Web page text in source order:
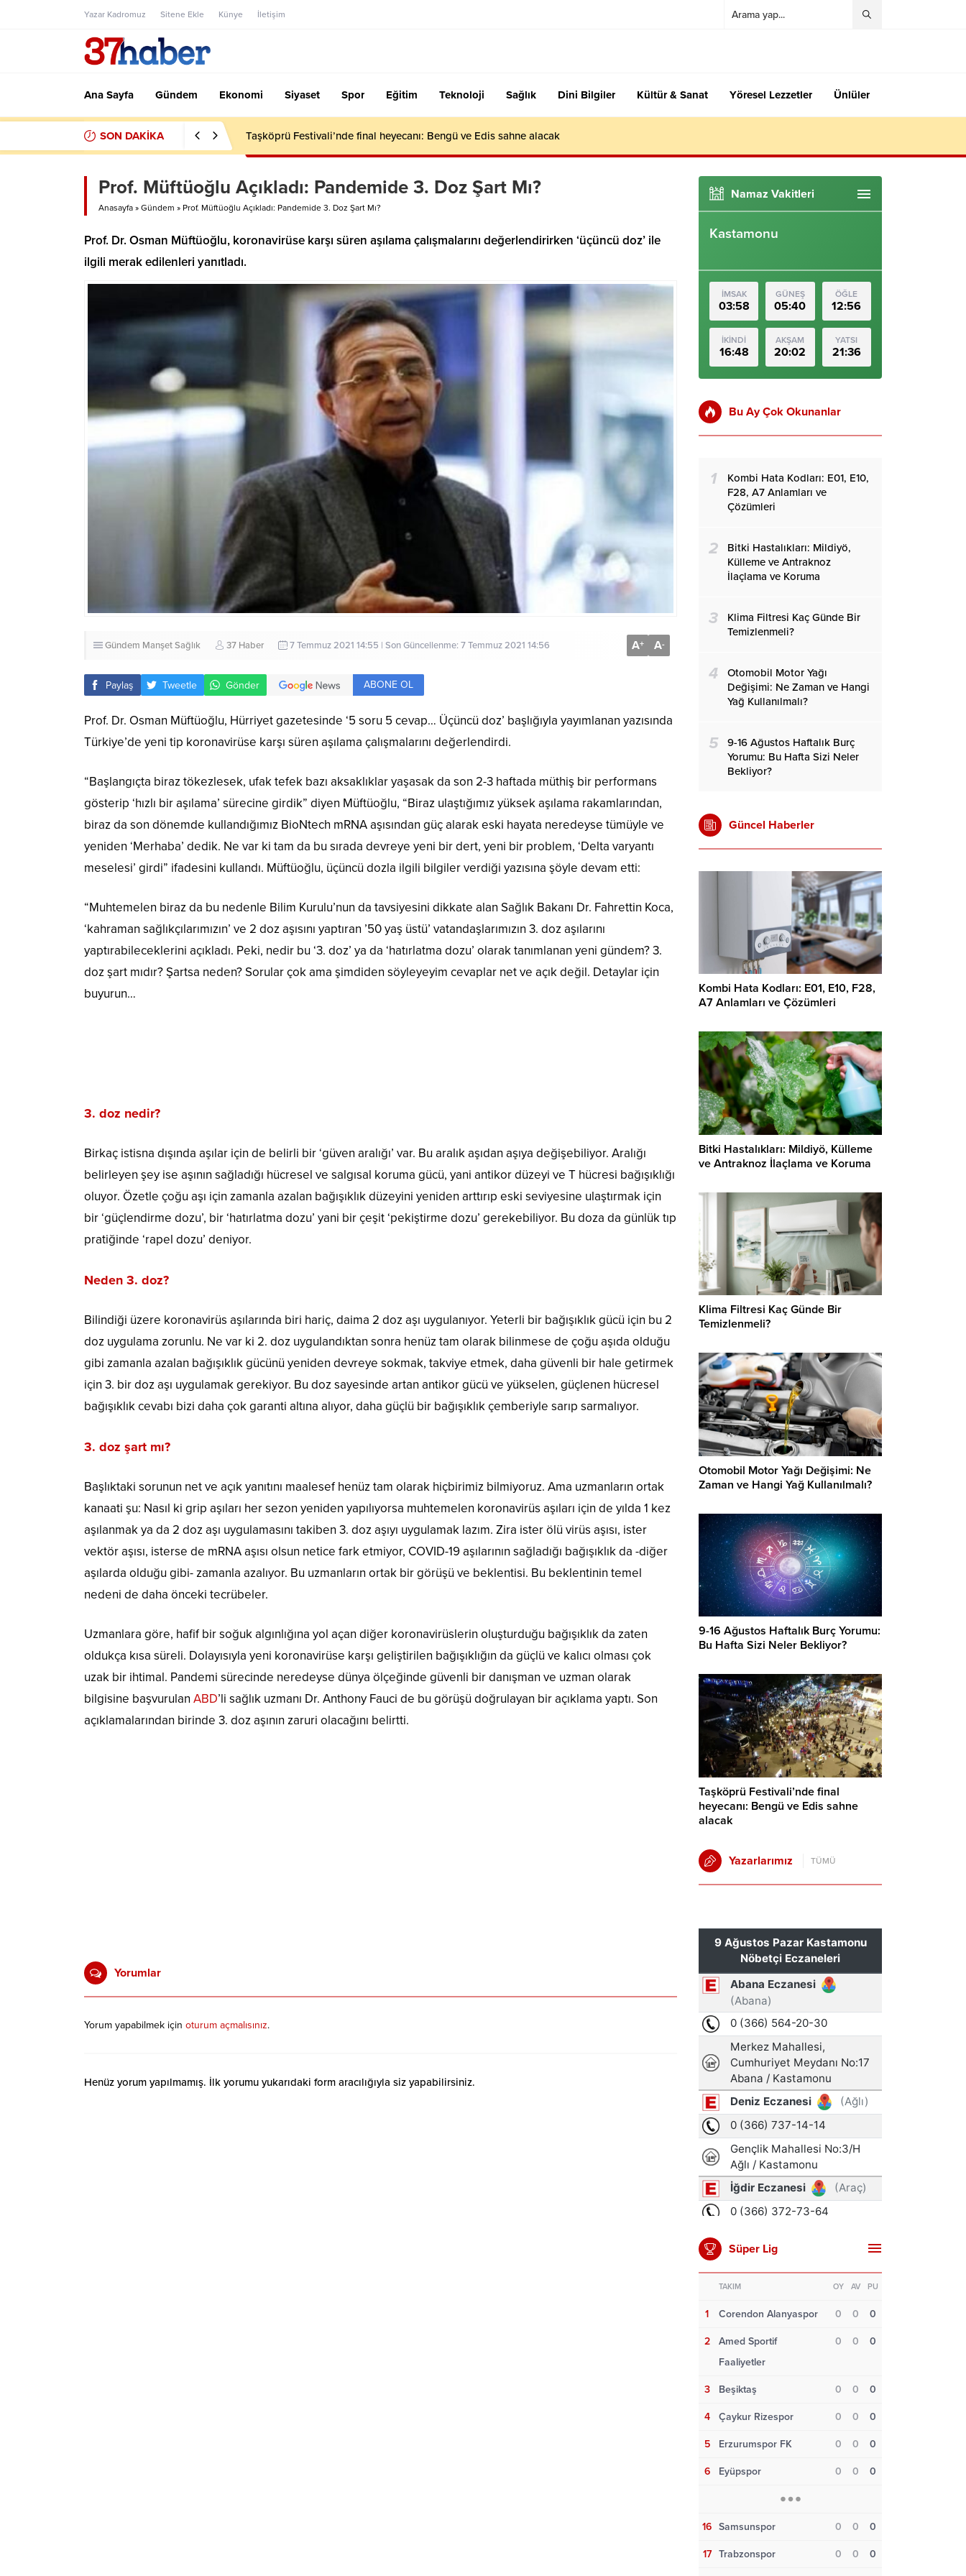
Yazar Kadromuz Sitene Ekle Künye İletişim
Ana Sayfa Gündem Ekonomi Siyaset Spor Eğitim Teknoloji Sağlık Dini Bilgiler Kültür & Sanat Yöresel Lezzetler Ünlüler
SON DAKİKA Taşköprü Festivali’nde final heyecanı: Bengü ve Edis sahne alacak
Prof. Müftüoğlu Açıkladı: Pandemide 3. Doz Şart Mı?
Anasayfa » Gündem » Prof. Müftüoğlu Açıkladı: Pandemide 3. Doz Şart Mı?
Prof. Dr. Osman Müftüoğlu, koronavirüse karşı süren aşılama çalışmalarını değerlendirirken ‘üçüncü doz’ ile
ilgili merak edilenleri yanıtladı.
Gündem ManşetSağlık 37 Haber 7 Temmuz 2021 14:55 | Son Güncellenme: 7 Temmuz 2021 14:56 A+ A-
Paylaş Tweetle Gönder ABONE OL
Prof. Dr. Osman Müftüoğlu, Hürriyet gazetesinde ‘5 soru 5 cevap… Üçüncü doz’ başlığıyla yayımlanan yazısında
Türkiye’de yeni tip koronavirüse karşı süren aşılama çalışmalarını değerlendirdi.
“Başlangıçta biraz tökezlesek, ufak tefek bazı aksaklıklar yaşasak da son 2-3 haftada müthiş bir performans
gösterip ‘hızlı bir aşılama’ sürecine girdik” diyen Müftüoğlu, “Biraz ulaştığımız yüksek aşılama rakamlarından,
biraz da son dönemde kullandığımız BioNtech mRNA aşısından güç alarak eski hayata neredeyse tümüyle ve
yeniden ‘Merhaba’ dedik. Ne var ki tam da bu sırada devreye yeni bir dert, yeni bir problem, ‘Delta varyantı
meselesi’ girdi” ifadesini kullandı. Müftüoğlu, üçüncü dozla ilgili bilgiler verdiği yazısına şöyle devam etti:
“Muhtemelen biraz da bu nedenle Bilim Kurulu’nun da tavsiyesini dikkate alan Sağlık Bakanı Dr. Fahrettin Koca,
‘kahraman sağlıkçılarımızın’ ve 2 doz aşısını yaptıran ’50 yaş üstü’ vatandaşlarımızın 3. doz aşılarını
yaptırabileceklerini açıkladı. Peki, nedir bu ‘3. doz’ ya da ‘hatırlatma dozu’ olarak tanımlanan yeni gündem? 3.
doz şart mıdır? Şartsa neden? Sorular çok ama şimdiden söyleyeyim cevaplar net ve açık değil. Detaylar için
buyurun…
3. doz nedir?
Birkaç istisna dışında aşılar için de belirli bir ‘güven aralığı’ var. Bu aralık aşıdan aşıya değişebiliyor. Aralığı
belirleyen şey ise aşının sağladığı hücresel ve salgısal koruma gücü, yani antikor düzeyi ve T hücresi bağışıklığı
oluyor. Özetle çoğu aşı için zamanla azalan bağışıklık düzeyini yeniden arttırıp eski seviyesine ulaştırmak için
bir ‘güçlendirme dozu’, bir ‘hatırlatma dozu’ yani bir çeşit ‘pekiştirme dozu’ gerekebiliyor. Bu doza da günlük tıp
pratiğinde ‘rapel dozu’ deniyor.
Neden 3. doz?
Bilindiği üzere koronavirüs aşılarında biri hariç, daima 2 doz aşı uygulanıyor. Yeterli bir bağışıklık gücü için bu 2
doz uygulama zorunlu. Ne var ki 2. doz uygulandıktan sonra henüz tam olarak bilinmese de çoğu aşıda olduğu
gibi zamanla azalan bağışıklık gücünü yeniden devreye sokmak, takviye etmek, daha güvenli bir hale getirmek
için 3. bir doz aşı uygulamak gerekiyor. Bu doz sayesinde artan antikor gücü ve yükselen, güçlenen hücresel
bağışıklık cevabı bizi daha çok garanti altına alıyor, daha güçlü bir bağışıklık çemberiyle sarıp sarmalıyor.
3. doz şart mı?
Başlıktaki sorunun net ve açık yanıtını maalesef henüz tam olarak hiçbirimiz bilmiyoruz. Ama uzmanların ortak
kanaati şu: Nasıl ki grip aşıları her sezon yeniden yapılıyorsa muhtemelen koronavirüs aşıları için de yılda 1 kez
aşılanmak ya da 2 doz aşı uygulamasını takiben 3. doz aşıyı uygulamak lazım. Zira ister ölü virüs aşısı, ister
vektör aşısı, isterse de mRNA aşısı olsun netice fark etmiyor, COVID-19 aşılarının sağladığı bağışıklık da -diğer
aşılarda olduğu gibi- zamanla azalıyor. Bu uzmanların ortak bir görüşü ve beklentisi. Bu beklentinin temel
nedeni de daha önceki tecrübeler.
Uzmanlara göre, hafif bir soğuk algınlığına yol açan diğer koronavirüslerin oluşturduğu bağışıklık da zaten
oldukça kısa süreli. Dolayısıyla yeni koronavirüse karşı geliştirilen bağışıklığın da güçlü ve kalıcı olması çok
uzak bir ihtimal. Pandemi sürecinde neredeyse dünya ölçeğinde güvenli bir danışman ve uzman olarak
bilgisine başvurulan ABD’li sağlık uzmanı Dr. Anthony Fauci de bu görüşü doğrulayan bir açıklama yaptı. Son
açıklamalarından birinde 3. doz aşının zaruri olacağını belirtti.
Yorumlar
Yorum yapabilmek için oturum açmalısınız.
Henüz yorum yapılmamış. İlk yorumu yukarıdaki form aracılığıyla siz yapabilirsiniz.
Namaz Vakitleri
Kastamonu
İMSAK
03:58
GÜNEŞ
05:40
ÖĞLE
12:56
İKİNDİ
16:48
AKŞAM
20:02
YATSI
21:36
Bu Ay Çok Okunanlar
1
Kombi Hata Kodları: E01, E10,
F28, A7 Anlamları ve
Çözümleri
2
Bitki Hastalıkları: Mildiyö,
Külleme ve Antraknoz
İlaçlama ve Koruma
3
Klima Filtresi Kaç Günde Bir
Temizlenmeli?
4
Otomobil Motor Yağı
Değişimi: Ne Zaman ve Hangi
Yağ Kullanılmalı?
5
9-16 Ağustos Haftalık Burç
Yorumu: Bu Hafta Sizi Neler
Bekliyor?
Güncel Haberler
Kombi Hata Kodları: E01, E10, F28,
A7 Anlamları ve Çözümleri
Bitki Hastalıkları: Mildiyö, Külleme
ve Antraknoz İlaçlama ve Koruma
Klima Filtresi Kaç Günde Bir
Temizlenmeli?
Otomobil Motor Yağı Değişimi: Ne
Zaman ve Hangi Yağ Kullanılmalı?
9-16 Ağustos Haftalık Burç Yorumu:
Bu Hafta Sizi Neler Bekliyor?
Taşköprü Festivali’nde final
heyecanı: Bengü ve Edis sahne
alacak
Yazarlarımız TÜMÜ
Süper Lig
TAKIM OY AV PU
1 Corendon Alanyaspor 0 0 0
2
Amed Sportif
Faaliyetler
0 0 0
3 Beşiktaş 0 0 0
4 Çaykur Rizespor 0 0 0
5 Erzurumspor FK 0 0 0
6 Eyüpspor 0 0 0
16 Samsunspor 0 0 0
17 Trabzonspor 0 0 0